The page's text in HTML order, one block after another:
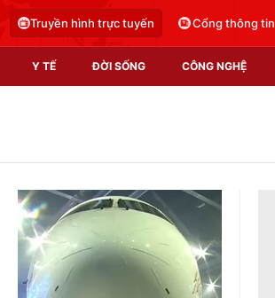
Truyền hình trực tuyến Cổng thông tin
Y TẾ ĐỜI SỐNG CÔNG NGHỆ
Video
Shorts video
Podcast